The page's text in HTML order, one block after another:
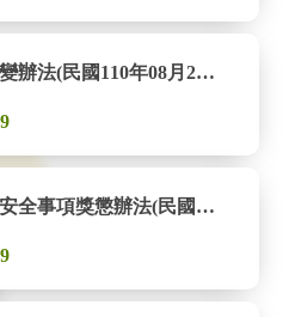
資通安全事件通報及應變辦法(民國110年08月23日)
公務機關所屬人員資通安全事項獎懲辦法(民國110年08月23日)